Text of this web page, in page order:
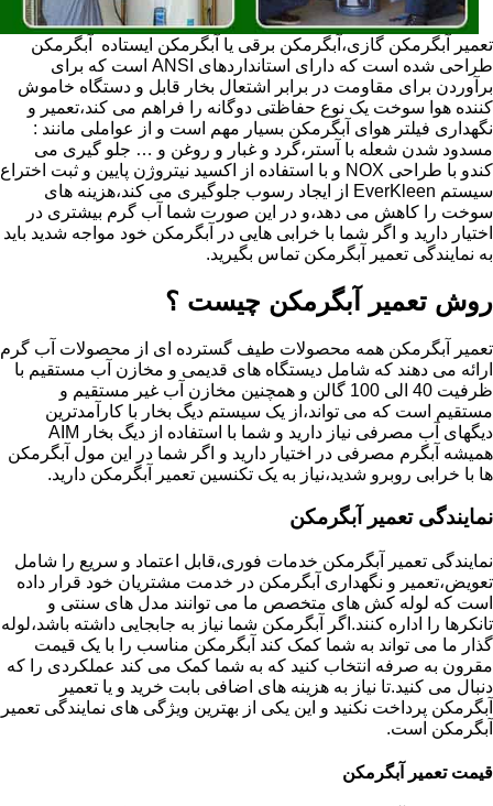
تعمیر آبگرمکن گازی،آبگرمکن برقی یا آبگرمکن ایستاده ​ آبگرمکن
طراحی شده است که دارای استانداردهای ANSI است که برای
برآوردن برای مقاومت در برابر اشتعال بخار قابل و دستگاه خاموش
کننده هوا سوخت یک نوع حفاظتی دوگانه را فراهم می کند،تعمیر و
نگهداری فیلتر هوای آبگرمکن بسیار مهم است و از عواملی مانند :
مسدود شدن شعله با آستر،گرد و غبار و روغن و … جلو گیری می
کندو با طراحی NOX و با استفاده از اکسید نیتروژن پایین و ثبت اختراع
سیستم EverKleen از ایجاد رسوب جلوگیری می کند،هزینه های
سوخت را کاهش می دهد،و در این صورت شما آب گرم بیشتری در
اختیار دارید و اگر شما با خرابی هایی در آبگرمکن خود مواجه شدید باید
به نمایندگی تعمیر آبگرمکن تماس بگیرید.
روش تعمیر آبگرمکن چیست ؟
تعمیر آبگرمکن همه محصولات طیف گسترده ای از محصولات آب گرم
ارائه می دهند که شامل دیستگاه های قدیمی و مخازن آب مستقیم با
ظرفیت 40 الی 100 گالن و همچنین مخازن آب غیر مستقیم و
مستقیم است که می تواند،از یک سیستم دیگ بخار با کارآمدترین
دیگهای آب مصرفی نیاز دارید و شما با استفاده از دیگ بخار AIM
همیشه آبگرم مصرفی در اختیار دارید و اگر شما در این مول آبگرمکن
ها با خرابی روبرو شدید،نیاز به یک تکنسین تعمیر آبگرمکن دارید.
نمایندگی تعمیر آبگرمکن
نمایندگی تعمیر آبگرمکن خدمات فوری،قابل اعتماد و سریع را شامل
تعویض،تعمیر و نگهداری آبگرمکن در خدمت مشتریان خود قرار داده
است که لوله کش های متخصص ما می توانند مدل های سنتی و
تانکرها را اداره کنند.اگر آبگرمکن شما نیاز به جابجایی داشته باشد،لوله
گذار ما می تواند به شما کمک کند آبگرمکن مناسب را با یک قیمت
مقرون به صرفه انتخاب کنید که به شما کمک می کند عملکردی را که
دنبال می کنید.تا نیاز به هزینه های اضافی بابت خرید و یا تعمیر
آبگرمکن پرداخت نکنید و این یکی از بهترین ویژگی های نمایندگی تعمیر
آبگرمکن است.
قیمت تعمیر آبگرمکن